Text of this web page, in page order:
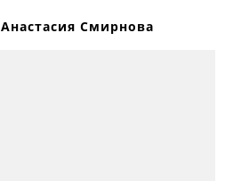
Анастасия Смирнова